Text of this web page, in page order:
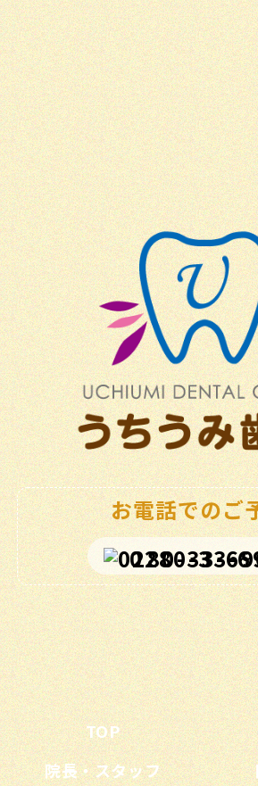
お電話でのご
0280-33-
TOP
院長・スタッフ